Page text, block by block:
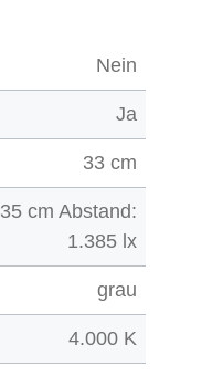
Nein
Ja
33 cm
35 cm Abstand:
1.385 lx
grau
4.000 K